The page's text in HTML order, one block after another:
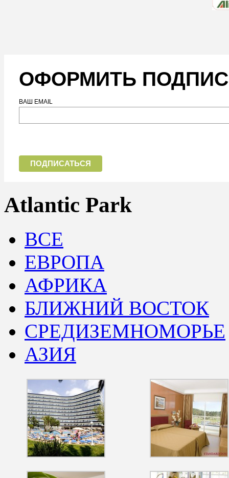
ОФОРМИТЬ
ВАШ EMAIL
Atlantic Park
ВСЕ
ЕВРОПА
АФРИКА
БЛИЖНИЙ ВОСТОК
СРЕДИЗЕМНОМОРЬЕ
АЗИЯ